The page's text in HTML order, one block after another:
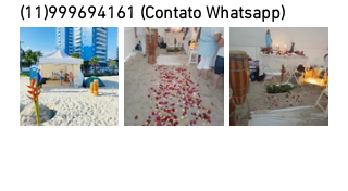
(11)999694161 (Contato Whatsapp)